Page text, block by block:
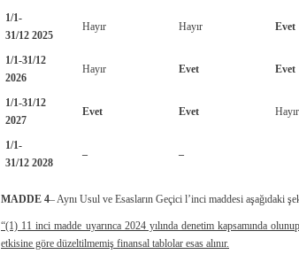
1/1-
31/12 2025
Hayır Hayır Evet
1/1-31/12
2026
Hayır Evet Evet
1/1-31/12
2027
Evet Evet Hayır
1/1-
31/12 2028
– –
MADDE 4– Aynı Usul ve Esasların Geçici l’inci maddesi aşağıdaki
“(1) 11 inci madde uyarınca 2024 yılında denetim kapsamında
etkisine göre düzeltilmemiş finansal tablolar esas alınır.